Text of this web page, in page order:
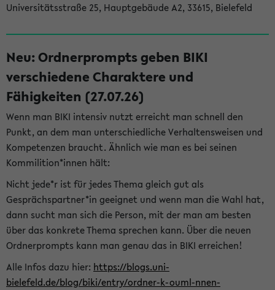
Universitätsstraße 25, Hauptgebäude A2, 33615, Bielefeld
Neu: Ordnerprompts geben BIKI
verschiedene Charaktere und
Fähigkeiten (27.07.26)
Wenn man BIKI intensiv nutzt erreicht man schnell den
Punkt, an dem man unterschiedliche Verhaltensweisen und
Kompetenzen braucht. Ähnlich wie man es bei seinen
Kommilition*innen hält:
Nicht jede*r ist für jedes Thema gleich gut als
Gesprächspartner*in geeignet und wenn man die Wahl hat,
dann sucht man sich die Person, mit der man am besten
über das konkrete Thema sprechen kann. Über die neuen
Ordnerprompts kann man genau das in BIKI erreichen!
Alle Infos dazu hier: https://blogs.uni-
bielefeld.de/blog/biki/entry/ordner-k-ouml-nnen-